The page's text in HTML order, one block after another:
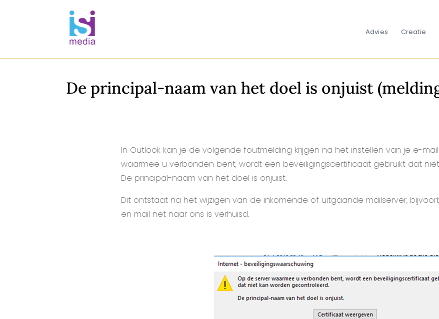
Advies Creatie
De principal-naam van het doel is onjuist
In Outlook kan je de volgende foutmelding krijgen na het instellen van je e-
waarmee u verbonden bent, wordt een beveiligingscertificaat gebruikt dat
De principal-naam van het doel is onjuist.
Dit ontstaat na het wijzigen van de inkomende of uitgaande mailserver,
en mail net naar ons is verhuisd.